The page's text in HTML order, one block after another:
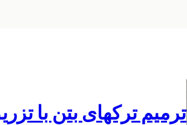
ترمیم ترکهای بتن با